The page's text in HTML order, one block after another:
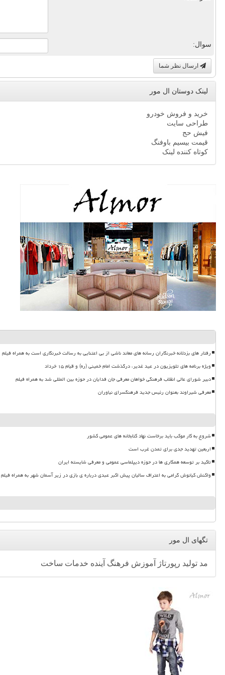
سوال:
ارسال نظر شما
لینک دوستان ال مور
خرید و فروش خودرو
طراحی سایت
فیش حج
قیمت بیسیم باوفنگ
کوتاه کننده لینک
رفتار های بزدلانه خبرنگاران رسانه های معاند ناشی از بی اعتنایی به رسالت خبرنگاری است به همراه فیلم
ویژه برنامه های تلویزیون در عید غدیر، درگذشت امام خمینی (ره) و قیام ۱۵ خرداد
دبیر شورای عالی انقلاب فرهنگی خواهان معرفی جان فدایان در حوزه بین المللی شد به همراه فیلم
معرفی شیراوند بعنوان رئیس جدید فرهنگسرای نیاوران
شروع به کار موکب باید برخاست نهاد کتابخانه های عمومی کشور
اربعین تهدید جدی برای تمدن غرب است
تاکید بر توسعه همکاری ها در حوزه دیپلماسی عمومی و معرفی شایسته ایران
واکنش کیانوش گرامی به اعتراف سالیان پیش اکبر عبدی درباره ی بازی در زیر آسمان شهر به همراه فیلم
تگهای ال مور
مد تولید رپورتاژ آموزش فرهنگ آینده خدمات ساخت